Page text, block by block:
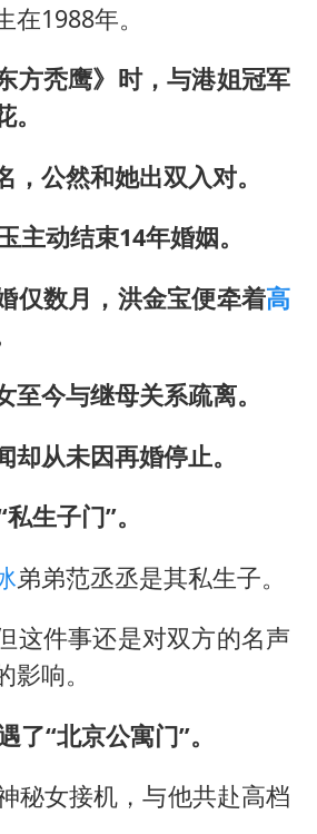
1988年。
方秃鹰》时，与港姐冠军
，公然和她出双入对。
主动结束14年婚姻。
仅数月，洪金宝便牵着高
至今与继母关系疏离。
却从未因再婚停止。
生子门”。
弟弟范丞丞是其私生子。
这件事还是对双方的名声
响。
了“北京公寓门”。
秘女接机，与他共赴高档